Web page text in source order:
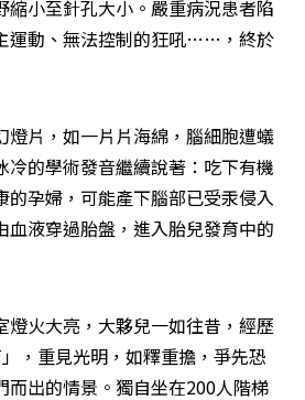
縮小至針孔大小。嚴重病況患者陷
運動、無法控制的狂吼……，終於
燈片，如一片片海綿，腦細胞遭蟻
冷的學術發音繼續說著：吃下有機
的孕婦，可能產下腦部已受汞侵入
血液穿過胎盤，進入胎兒發育中的
燈火大亮，大夥兒一如往昔，經歷
，重見光明，如釋重擔，爭先恐
而出的情景。獨自坐在200人階梯